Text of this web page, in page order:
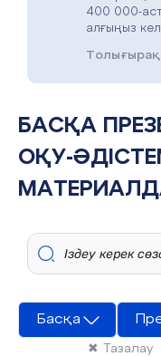
400 000-
алғыңыз
Толығырақ
БАСҚА ПРЕЗЕНТАЦИЯ БОЙЫНША
ОҚУ-
Басқа
✖ Тазалау